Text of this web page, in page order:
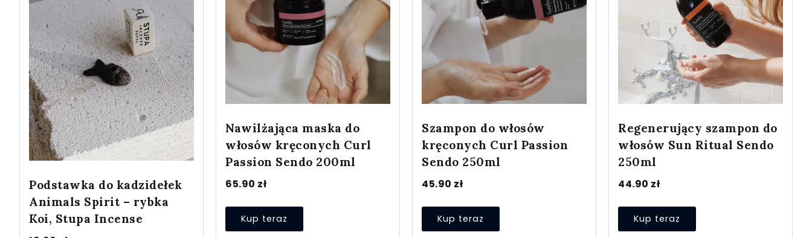
Podstawka do kadzidełek
Animals Spirit – rybka
Koi, Stupa Incense
Nawilżająca maska do
włosów kręconych Curl
Passion Sendo 200ml
65.90 zł
Kup teraz
Szampon do włosów
kręconych Curl Passion
Sendo 250ml
45.90 zł
Kup teraz
Regenerujący szampon do
włosów Sun Ritual Sendo
250ml
44.90 zł
Kup teraz